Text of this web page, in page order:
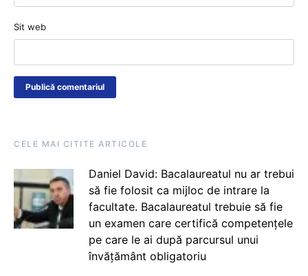
Sit web
CELE MAI CITITE ARTICOLE
Daniel David: Bacalaureatul nu ar trebui
să fie folosit ca mijloc de intrare la
facultate. Bacalaureatul trebuie să fie
un examen care certifică competențele
pe care le ai după parcursul unui
învățământ obligatoriu